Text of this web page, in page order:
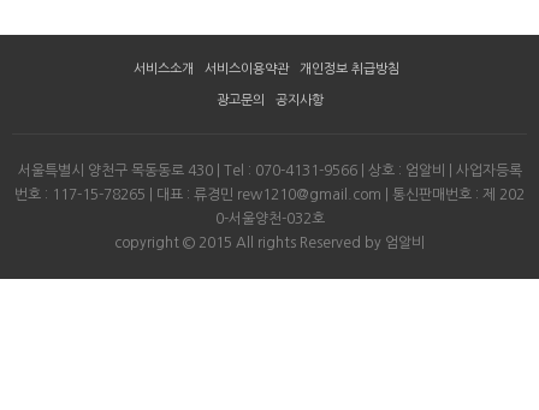
서비스소개 서비스이용약관 개인정보 취급방침
광고문의 공지사항
서울특별시 양천구 목동동로 430 | Tel : 070-4131-9566 | 상호 : 엄알비 | 사업자등록
번호 : 117-15-78265 | 대표 : 류경민 rew1210@gmail.com | 통신판매번호 : 제 202
0-서울양천-032호
copyright © 2015 All rights Reserved by 엄알비